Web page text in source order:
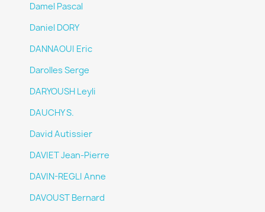
Damel Pascal
Daniel DORY
DANNAOUI Eric
Darolles Serge
DARYOUSH Leyli
DAUCHY S.
David Autissier
DAVIET Jean-Pierre
DAVIN-REGLI Anne
DAVOUST Bernard